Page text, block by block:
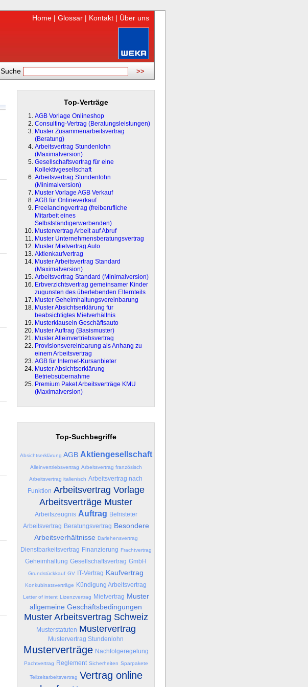
Home | Glossar | Kontakt | Über uns
Suche
Top-Verträge
AGB Vorlage Onlineshop
Consulting-Vertrag (Beratungsleistungen)
Muster Zusammenarbeitsvertrag
(Beratung)
Arbeitsvertrag Stundenlohn
(Maximalversion)
Gesellschaftsvertrag für eine
Kollektivgesellschaft
Arbeitsvertrag Stundenlohn
(Minimalversion)
Muster Vorlage AGB Verkauf
AGB für Onlineverkauf
Freelancingvertrag (freiberufliche
Mitarbeit eines
Selbstständigerwerbenden)
Mustervertrag Arbeit auf Abruf
Muster Unternehmensberatungsvertrag
Muster Mietvertrag Auto
Aktienkaufvertrag
Muster Arbeitsvertrag Standard
(Maximalversion)
Arbeitsvertrag Standard (Minimalversion)
Erbverzichtsvertrag gemeinsamer Kinder
zugunsten des überlebenden Elternteils
Muster Geheimhaltungsvereinbarung
Muster Absichtserklärung für
beabsichtigtes Mietverhältnis
Musterklauseln Geschäftsauto
Muster Auftrag (Basismuster)
Muster Alleinvertriebsvertrag
Provisionsvereinbarung als Anhang zu
einem Arbeitsvertrag
AGB für Internet-Kursanbieter
Muster Absichtserklärung
Betriebsübernahme
Premium Paket Arbeitsverträge KMU
(Maximalversion)
Top-Suchbegriffe
Absichtserklärung AGB Aktiengesellschaft
Alleinvertriebsvertrag Arbeitsvertrag französisch
Arbeitsvertrag italienisch Arbeitsvertrag nach
Funktion Arbeitsvertrag Vorlage
Arbeitsverträge Muster
Arbeitszeugnis Auftrag Befristeter
Arbeitsvertrag Beratungsvertrag Besondere
Arbeitsverhältnisse Darlehensvertrag
Dienstbarkeitsvertrag Finanzierung Frachtvertrag
Geheimhaltung Gesellschaftsvertrag GmbH
Grundstückkauf GV IT-Vertrag Kaufvertrag
Konkubinatsverträge Kündigung Arbeitsvertrag
Letter of intent Lizenzvertrag Mietvertrag Muster
allgemeine Geschäftsbedingungen
Muster Arbeitsvertrag Schweiz
Musterstatuten Mustervertrag
Mustervertrag Stundenlohn
Musterverträge Nachfolgeregelung
Pachtvertrag Reglement Sicherheiten Sparpakete
Teilzeitarbeitsvertrag Vertrag online